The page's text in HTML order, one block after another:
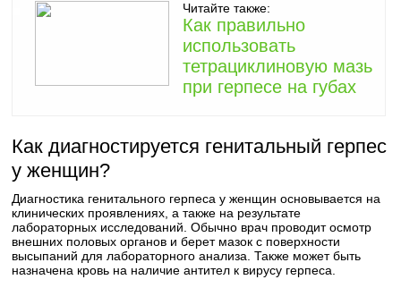
Читайте также:
Как правильно
использовать
тетрациклиновую мазь
при герпесе на губах
Как диагностируется генитальный герпес
у женщин?
Диагностика генитального герпеса у женщин основывается на
клинических проявлениях, а также на результате
лабораторных исследований. Обычно врач проводит осмотр
внешних половых органов и берет мазок с поверхности
высыпаний для лабораторного анализа. Также может быть
назначена кровь на наличие антител к вирусу герпеса.